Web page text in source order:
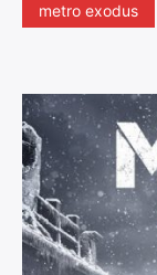
metro exodus